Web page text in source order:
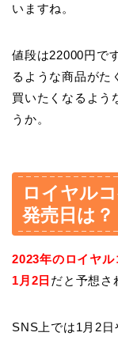
いますね。
値段は22000円で
るような商品がた
買いたくなるよう
うか。
ロイヤル
発売日は？
2023年のロイヤ
1月2日 だと予想さ
SNS上では1月2